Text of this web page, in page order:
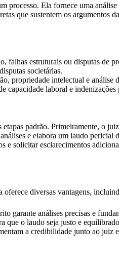
processo. Ela fornece uma
que sustentem os argumentos
falhas estruturais ou disputas de
societárias.
propriedade intelectual e análise
capacidade laboral e indenizações
padrão. Primeiramente, o
e elabora um laudo pericial
e solicitar esclarecimentos
diversas vantagens,
garante análises precisas e
que o laudo seja justo e
a credibilidade junto ao juiz